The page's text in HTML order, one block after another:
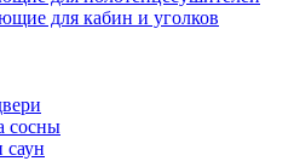
для кабин и уголков
сосны
саун